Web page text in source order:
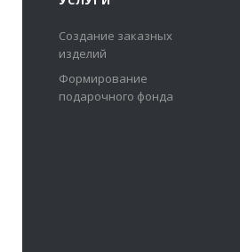
Создание заказных
изделий
Формирование
подарочного фонда